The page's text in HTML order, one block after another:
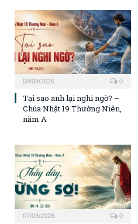
08/08/2026 0
Tại sao anh lại nghi ngờ? –
Chúa Nhật 19 Thường Niên,
năm A
07/08/2026 0